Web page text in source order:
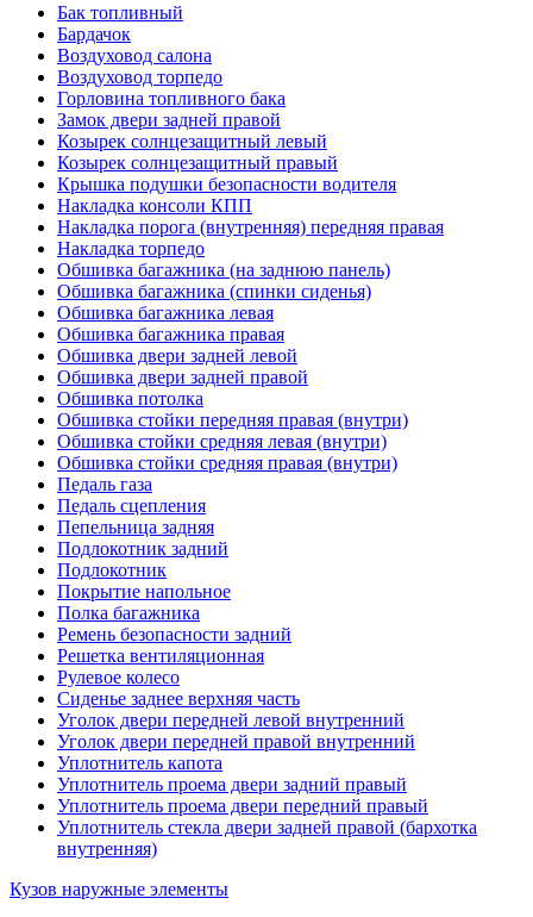
Бак топливный
Бардачок
Воздуховод салона
Воздуховод торпедо
Горловина топливного бака
Замок двери задней правой
Козырек солнцезащитный левый
Козырек солнцезащитный правый
Крышка подушки безопасности водителя
Накладка консоли КПП
Накладка порога (внутренняя) передняя правая
Накладка торпедо
Обшивка багажника (на заднюю панель)
Обшивка багажника (спинки сиденья)
Обшивка багажника левая
Обшивка багажника правая
Обшивка двери задней левой
Обшивка двери задней правой
Обшивка потолка
Обшивка стойки передняя правая (внутри)
Обшивка стойки средняя левая (внутри)
Обшивка стойки средняя правая (внутри)
Педаль газа
Педаль сцепления
Пепельница задняя
Подлокотник задний
Подлокотник
Покрытие напольное
Полка багажника
Ремень безопасности задний
Решетка вентиляционная
Рулевое колесо
Сиденье заднее верхняя часть
Уголок двери передней левой внутренний
Уголок двери передней правой внутренний
Уплотнитель капота
Уплотнитель проема двери задний правый
Уплотнитель проема двери передний правый
Уплотнитель стекла двери задней правой (бархотка
внутренняя)
Кузов наружные элементы